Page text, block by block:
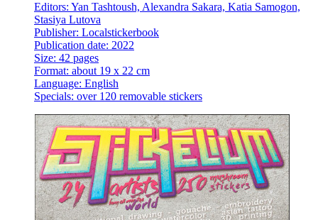
Editors: Yan Tashtoush, Alexandra Sakara, Katia Samogon,
Stasiya Lutova
Publisher: Localstickerbook
Publication date: 2022
Size: 42 pages
Format: about 19 x 22 cm
Language: English
Specials: over 120 removable stickers